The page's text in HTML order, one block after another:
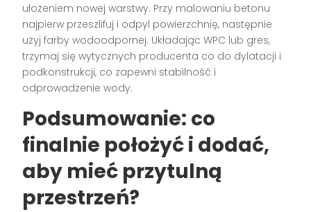
ułożeniem nowej warstwy. Przy malowaniu betonu
najpierw przeszlifuj i odpyl powierzchnię, następnie
użyj farby wodoodpornej. Układając WPC lub gres,
trzymaj się wytycznych producenta co do dylatacji i
podkonstrukcji, co zapewni stabilność i
odprowadzenie wody.
Podsumowanie: co
finalnie położyć i dodać,
aby mieć przytulną
przestrzeń?